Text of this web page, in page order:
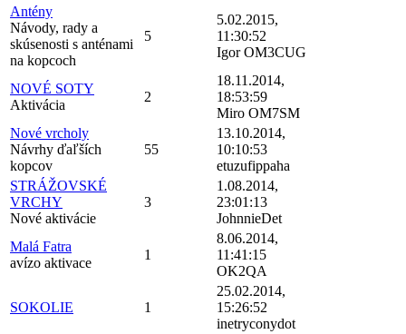
Antény
Návody, rady a
skúsenosti s anténami
na kopcoch
5
5.02.2015,
11:30:52
Igor OM3CUG
NOVÉ SOTY
Aktivácia
2
18.11.2014,
18:53:59
Miro OM7SM
Nové vrcholy
Návrhy ďaľších
kopcov
55
13.10.2014,
10:10:53
etuzufippaha
STRÁŽOVSKÉ
VRCHY
Nové aktivácie
3
1.08.2014,
23:01:13
JohnnieDet
Malá Fatra
avízo aktivace
1
8.06.2014,
11:41:15
OK2QA
SOKOLIE 1
25.02.2014,
15:26:52
inetryconydot